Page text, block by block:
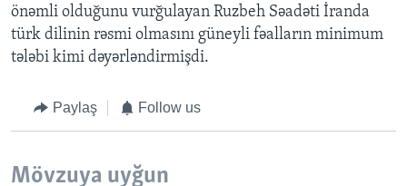
önəmli olduğunu vurğulayan Ruzbeh Səadəti İranda
türk dilinin rəsmi olmasını güneyli fəalların minimum
tələbi kimi dəyərləndirmişdi.
Paylaş Follow us
Mövzuya uyğun